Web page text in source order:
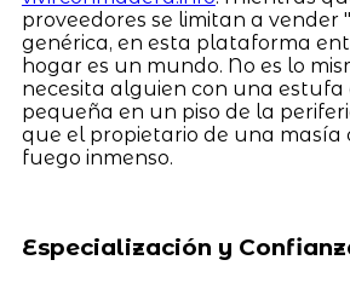
proveedores se limitan a vender "
genérica, en esta plataforma
hogar es un mundo. No es lo
necesita alguien con una estufa
pequeña en un piso de la
que el propietario de una masía
fuego inmenso.
Especialización y